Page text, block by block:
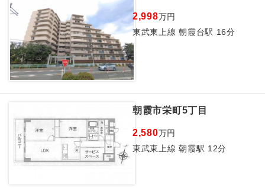
2,998万円
東武東上線 朝霞台駅 16分
朝霞市栄町5丁目
2,580万円
東武東上線 朝霞駅 12分